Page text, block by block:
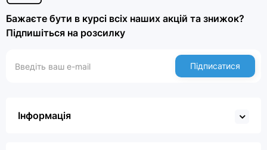
Бажаєте бути в курсі всіх наших акцій та знижок?
Підпишіться на розсилку
Підписатися
Інформація